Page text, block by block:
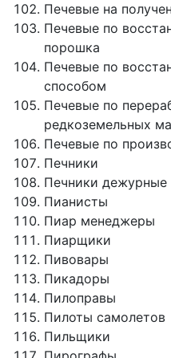
Печевые на
Печевые по
порошка
Печевые по
способом
Печевые по
редкоземельных
Печевые по
Печники
Печники дежурные
Пианисты
Пиар менеджеры
Пиарщики
Пивовары
Пикадоры
Пилоправы
Пилоты самолетов
Пильщики